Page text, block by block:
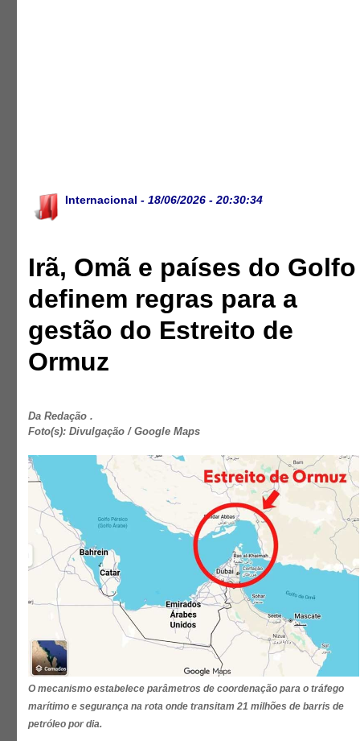
Internacional - 18/06/2026 - 20:30:34
Irã, Omã e países do Golfo
definem regras para a
gestão do Estreito de
Ormuz
Da Redação .
Foto(s): Divulgação / Google Maps
O mecanismo estabelece parâmetros de coordenação para o tráfego
marítimo e segurança na rota onde transitam 21 milhões de barris de
petróleo por dia.